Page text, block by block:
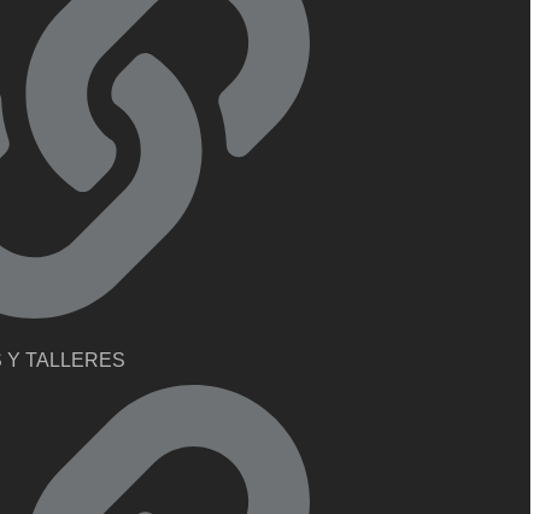
Y TALLERES